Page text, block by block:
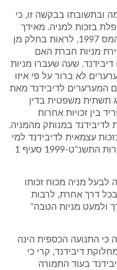
ובתשובתו בבקשה זו, כי
בזכות למניה. מאידך
הוא מבקש בקשר עם שנת המס 1997, לראות בחלק מן
מניות חברת האם
שעה שעברו מניות
לא ברור על פי איזו
המערערים לדיבידנד מאת
תשתית משפטית בדין
בין זכויות אחרות
לדיבידנד במנותק מהמניה.
עצמאית לדיבידנד למי
שאינו בעל מניה. בחוק החברות התשנ"ט-1999 סעיף 1
לבעל מניה מכוח זכותו
בכל דרך אחרת, לרבות
ולמעט מניות הטבה"
כי התנועה הכספית הינה
דיבידנד, קרי כי
בעוד התמורה